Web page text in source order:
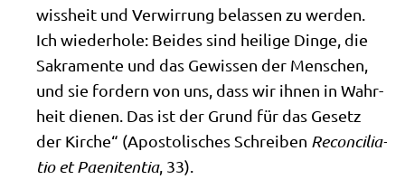
wiss­heit und Ver­wir­rung belas­sen zu wer­den.
Ich wie­der­ho­le: Bei­des sind hei­li­ge Din­ge, die
Sakra­men­te und das Gewis­sen der Men­schen,
und sie for­dern von uns, dass wir ihnen in Wahr­
heit die­nen. Das ist der Grund für das Gesetz
der Kir­che“ (Apo­sto­li­sches Schrei­ben Recon­ci­lia­
tio et Pae­ni­ten­tia, 33).